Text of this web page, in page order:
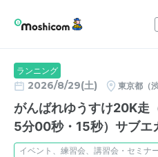
ランニング
2026/8/29(土) 東京都（
がんばれゆうすけ20K走
5分00秒・15秒）サブエ
イベント、練習会、講習会・セミナ